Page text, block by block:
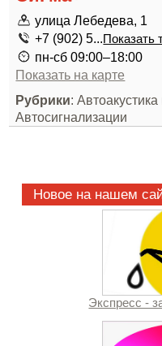
улица Лебедева, 1
+7 (902) 5...Показать
пн-сб 09:00–18:00
Показать на карте
Рубрики:
Автосигнализации
Новое на нашем
Экспресс -